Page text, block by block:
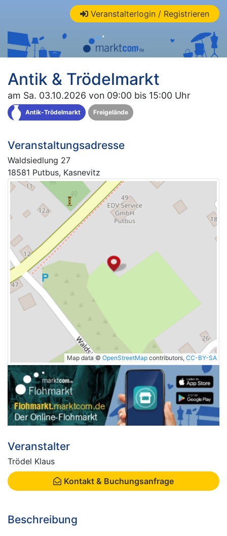
Veranstalterlogin / Registrieren
Antik & Trödelmarkt
am Sa. 03.10.2026 von 09:00 bis 15:00 Uhr
Antik-Trödelmarkt Freigelände
Veranstaltungsadresse
Waldsiedlung 27
18581 Putbus, Kasnevitz
Map data © OpenStreetMap contributors, CC-BY-SA
Veranstalter
Trödel Klaus
Kontakt & Buchungsanfrage
Beschreibung